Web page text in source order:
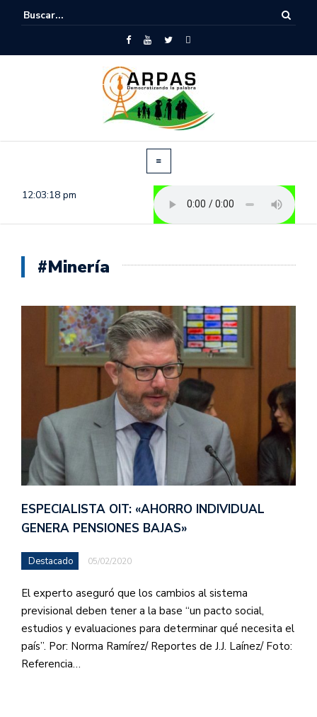
12:03:18 pm
#Minería
ESPECIALISTA OIT: «AHORRO INDIVIDUAL
GENERA PENSIONES BAJAS»
Destacado 05/02/2020
El experto aseguró que los cambios al sistema
previsional deben tener a la base “un pacto social,
estudios y evaluaciones para determinar qué necesita el
país”. Por: Norma Ramírez/ Reportes de J.J. Laínez/ Foto:
Referencia…